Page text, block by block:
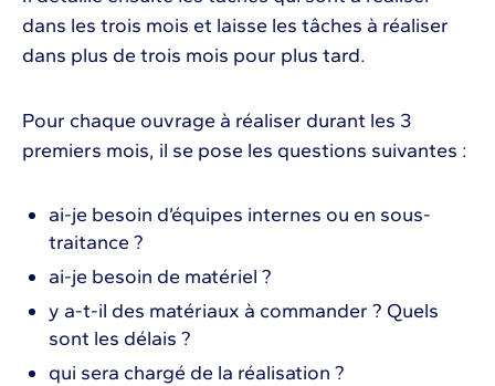
dans les trois mois et laisse les tâches à réaliser
dans plus de trois mois pour plus tard.
Pour chaque ouvrage à réaliser durant les 3
premiers mois, il se pose les questions suivantes :
ai-je besoin d’équipes internes ou en sous-
traitance ?
ai-je besoin de matériel ?
y a-t-il des matériaux à commander ? Quels
sont les délais ?
qui sera chargé de la réalisation ?